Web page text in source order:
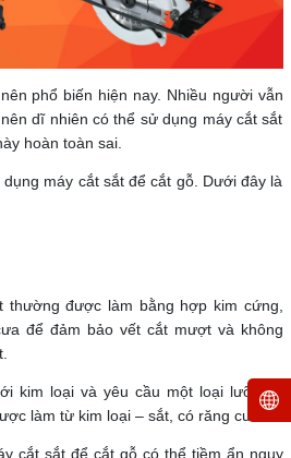
phổ biến hiện nay. Nhiều người vẫn
dĩ nhiên có thể sử dụng máy cắt sắt
hoàn toàn sai.
máy cắt sắt để cắt gỗ. Dưới đây là
thường được làm bằng hợp kim cứng,
để đảm bảo vết cắt mượt và không
kim loại và yêu cầu một loại lưỡi cắt
làm từ kim loại – sắt, có răng cưa.
cắt sắt để cắt gỗ có thể tiềm ẩn nguy